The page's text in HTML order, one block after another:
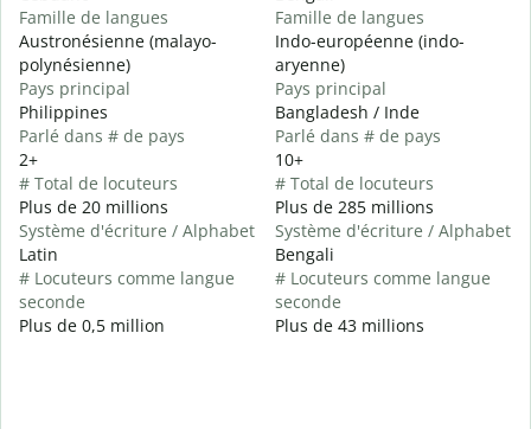
Famille de langues
Austronésienne (malayo-
polynésienne)
Pays principal
Philippines
Parlé dans # de pays
2+
# Total de locuteurs
Plus de 20 millions
Système d'écriture / Alphabet
Latin
# Locuteurs comme langue
seconde
Plus de 0,5 million
Famille de langues
Indo-européenne (indo-
aryenne)
Pays principal
Bangladesh / Inde
Parlé dans # de pays
10+
# Total de locuteurs
Plus de 285 millions
Système d'écriture / Alphabet
Bengali
# Locuteurs comme langue
seconde
Plus de 43 millions